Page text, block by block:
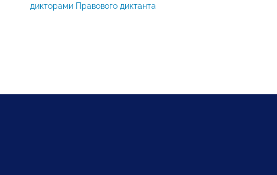
дикторами Правового диктанта